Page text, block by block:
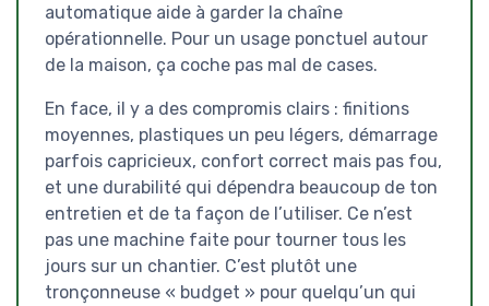
automatique aide à garder la chaîne
opérationnelle. Pour un usage ponctuel autour
de la maison, ça coche pas mal de cases.
En face, il y a des compromis clairs : finitions
moyennes, plastiques un peu légers, démarrage
parfois capricieux, confort correct mais pas fou,
et une durabilité qui dépendra beaucoup de ton
entretien et de ta façon de l’utiliser. Ce n’est
pas une machine faite pour tourner tous les
jours sur un chantier. C’est plutôt une
tronçonneuse « budget » pour quelqu’un qui